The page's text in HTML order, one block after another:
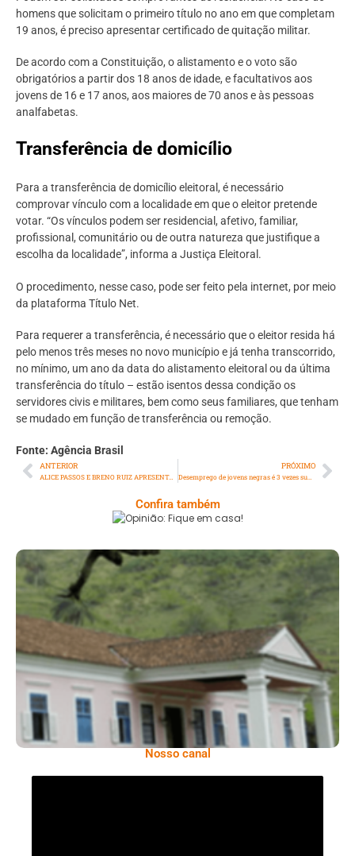
homens que solicitam o primeiro título no ano em que completam
19 anos, é preciso apresentar certificado de quitação militar.
De acordo com a Constituição, o alistamento e o voto são
obrigatórios a partir dos 18 anos de idade, e facultativos aos
jovens de 16 e 17 anos, aos maiores de 70 anos e às pessoas
analfabetas.
Transferência de domicílio
Para a transferência de domicílio eleitoral, é necessário
comprovar vínculo com a localidade em que o eleitor pretende
votar. “Os vínculos podem ser residencial, afetivo, familiar,
profissional, comunitário ou de outra natureza que justifique a
escolha da localidade”, informa a Justiça Eleitoral.
O procedimento, nesse caso, pode ser feito pela internet, por meio
da plataforma Título Net.
Para requerer a transferência, é necessário que o eleitor resida há
pelo menos três meses no novo município e já tenha transcorrido,
no mínimo, um ano da data do alistamento eleitoral ou da última
transferência do título – estão isentos dessa condição os
servidores civis e militares, bem como seus familiares, que tenham
se mudado em função de transferência ou remoção.
Fonte: Agência Brasil
ANTERIOR
ALICE PASSOS E BRENO RUIZ APRESENTAM SHOW “MILAGRES”
PRÓXIMO
Desemprego de jovens negras é 3 vezes superior ao dos homens brancos
Confira também
Opinião: Fique Em Casa!
Serra: Fazenda Santa Cecília – Um Legado
Histórico Repleto De Beleza
Nosso canal